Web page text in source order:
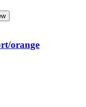
orange